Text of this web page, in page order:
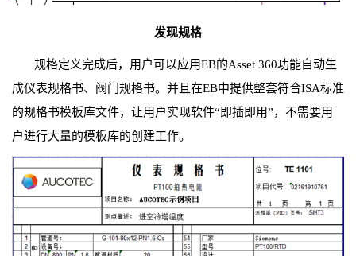
发现规格
规格定义完成后，用户可以应用EB的Asset 360功能自动生
成仪表规格书、阀门规格书。并且在EB中提供整套符合ISA标准
的规格书模板库文件，让用户实现软件“即插即用”，不需要用
户进行大量的模板库的创建工作。